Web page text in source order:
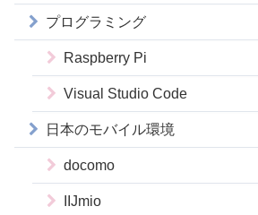
プログラミング
Raspberry Pi
Visual Studio Code
日本のモバイル環境
docomo
IIJmio